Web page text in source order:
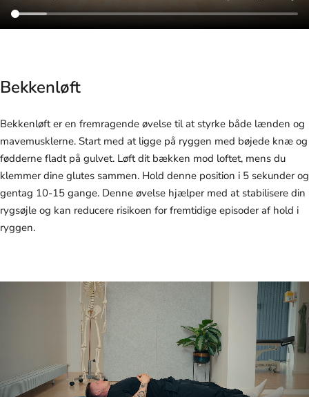
Bekkenløft
Bekkenløft er en fremragende øvelse til at styrke både lænden og
mavemusklerne. Start med at ligge på ryggen med bøjede knæ og
fødderne fladt på gulvet. Løft dit bækken mod loftet, mens du
klemmer dine glutes sammen. Hold denne position i 5 sekunder og
gentag 10-15 gange. Denne øvelse hjælper med at stabilisere din
rygsøjle og kan reducere risikoen for fremtidige episoder af hold i
ryggen.